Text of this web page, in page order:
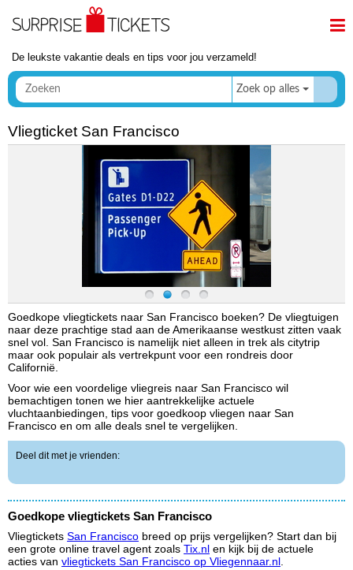
De leukste vakantie deals en tips voor jou verzameld!
Zoek op alles
Vliegticket San Francisco
Goedkope vliegtickets naar San Francisco boeken? De vliegtuigen
naar deze prachtige stad aan de Amerikaanse westkust zitten vaak
snel vol. San Francisco is namelijk niet alleen in trek als citytrip
maar ook populair als vertrekpunt voor een rondreis door
Californië.
Voor wie een voordelige vliegreis naar San Francisco wil
bemachtigen tonen we hier aantrekkelijke actuele
vluchtaanbiedingen, tips voor goedkoop vliegen naar San
Francisco en om alle deals snel te vergelijken.
Deel dit met je vrienden:
Goedkope vliegtickets San Francisco
Vliegtickets San Francisco breed op prijs vergelijken? Start dan bij
een grote online travel agent zoals Tix.nl en kijk bij de actuele
acties van vliegtickets San Francisco op Vliegennaar.nl .